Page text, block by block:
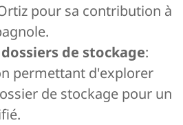
pour sa contribution à
de stockage:
permettant d'explorer
de stockage pour un